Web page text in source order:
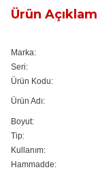
Ürün
Marka:
Seri:
Ürün Kodu:
Ürün Adı:
Boyut:
Tip:
Kullanım:
Hammadde: